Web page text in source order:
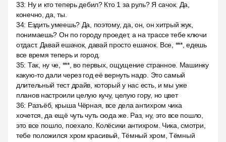
33: Ну и кто теперь дебил? Кто 1 за руль? Я сачок. Да,
конечно, да, ты.
34: Ездить умеешь? Да, поэтому, да, он, он хитрый жук,
понимаешь? Он по городу проедет, а на трассе тебе ключи
отдаст. Давай ешачок, давай просто ешачок. Все, ***, едешь
все время теперь и город.
35: Так, ну че, ***, во первых, ощущение странное. Машинку
какую-то дали через год её вернуть надо. Это самый
длительный тест драйв, который у нас есть, и мы уже
планов настроили целую кучу, целую гору, но цвет
36: Разъёб, крыша Чёрная, все дела антихром чика
хочется, да ещё чуть чуть сюда же. Раз, ну, это все пошло,
это все пошло, поехало. Колёсики антихром. Чика, смотри,
тебе положился хром красивый, Тёмный хром, Тёмный